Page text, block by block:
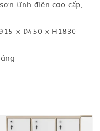
tĩnh điện cao cấp,
x D450 x H1830